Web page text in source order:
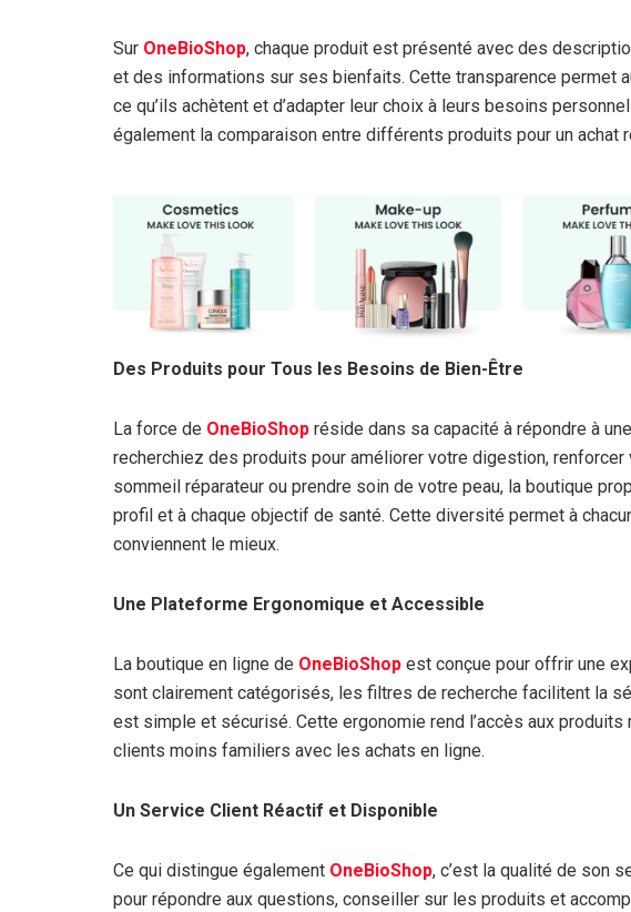
Sur OneBioShop, chaque produit est présenté avec des
et des informations sur ses bienfaits. Cette transparence permet
ce qu’ils achètent et d’adapter leur choix à leurs besoins
également la comparaison entre différents produits pour un achat
Des Produits pour Tous les Besoins de Bien-Être
La force de OneBioShop réside dans sa capacité à répondre à
recherchiez des produits pour améliorer votre digestion,
sommeil réparateur ou prendre soin de votre peau, la boutique
profil et à chaque objectif de santé. Cette diversité permet à
conviennent le mieux.
Une Plateforme Ergonomique et Accessible
La boutique en ligne de OneBioShop est conçue pour offrir une
sont clairement catégorisés, les filtres de recherche facilitent la
est simple et sécurisé. Cette ergonomie rend l’accès aux
clients moins familiers avec les achats en ligne.
Un Service Client Réactif et Disponible
Ce qui distingue également OneBioShop, c’est la qualité de son
pour répondre aux questions, conseiller sur les produits et